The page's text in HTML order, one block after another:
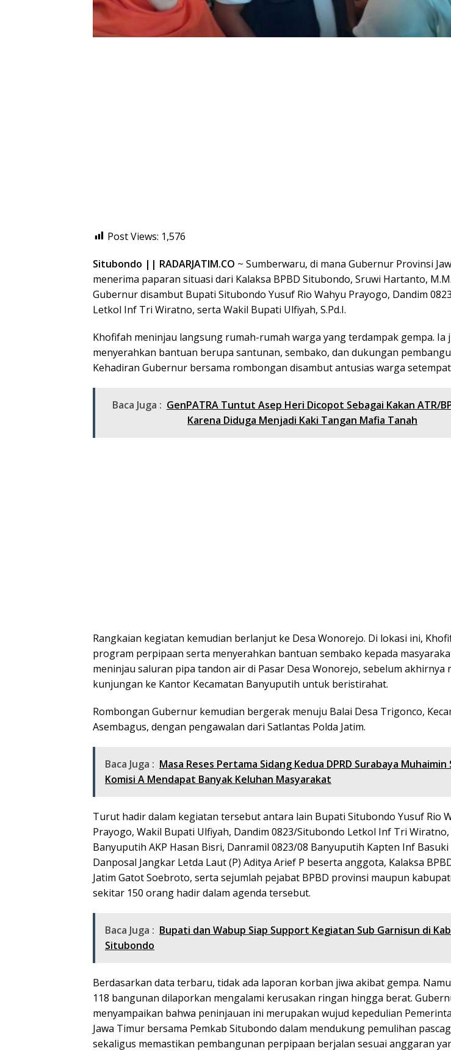
Post Views: 1,576
Situbondo || RADARJATIM.CO ~ Sumberwaru, di mana Gubernur Provinsi
menerima paparan situasi dari Kalaksa BPBD Situbondo, Sruwi Hartanto,
Gubernur disambut Bupati Situbondo Yusuf Rio Wahyu Prayogo, Dandim
Letkol Inf Tri Wiratno, serta Wakil Bupati Ulfiyah, S.Pd.I.
Khofifah meninjau langsung rumah-rumah warga yang terdampak gempa. Ia
menyerahkan bantuan berupa santunan, sembako, dan dukungan
Kehadiran Gubernur bersama rombongan disambut antusias warga
Baca Juga : GenPATRA Tuntut Asep Heri Dicopot Sebagai Kakan ATR/
Karena Diduga Menjadi Kaki Tangan Mafia Tanah
Rangkaian kegiatan kemudian berlanjut ke Desa Wonorejo. Di lokasi ini,
program perpipaan serta menyerahkan bantuan sembako kepada
meninjau saluran pipa tandon air di Pasar Desa Wonorejo, sebelum akhirnya
kunjungan ke Kantor Kecamatan Banyuputih untuk beristirahat.
Rombongan Gubernur kemudian bergerak menuju Balai Desa Trigonco,
Asembagus, dengan pengawalan dari Satlantas Polda Jatim.
Baca Juga : Masa Reses Pertama Sidang Kedua DPRD Surabaya Muhaimin
Komisi A Mendapat Banyak Keluhan Masyarakat
Turut hadir dalam kegiatan tersebut antara lain Bupati Situbondo Yusuf Rio
Prayogo, Wakil Bupati Ulfiyah, Dandim 0823/Situbondo Letkol Inf Tri
Banyuputih AKP Hasan Bisri, Danramil 0823/08 Banyuputih Kapten Inf Basuki
Danposal Jangkar Letda Laut (P) Aditya Arief P beserta anggota, Kalaksa
Jatim Gatot Soebroto, serta sejumlah pejabat BPBD provinsi maupun
sekitar 150 orang hadir dalam agenda tersebut.
Baca Juga : Bupati dan Wabup Siap Support Kegiatan Sub Garnisun di
Situbondo
Berdasarkan data terbaru, tidak ada laporan korban jiwa akibat gempa.
118 bangunan dilaporkan mengalami kerusakan ringan hingga berat.
menyampaikan bahwa peninjauan ini merupakan wujud kepedulian
Jawa Timur bersama Pemkab Situbondo dalam mendukung pemulihan
sekaligus memastikan pembangunan perpipaan berjalan sesuai anggaran